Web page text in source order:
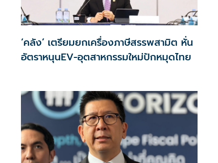
‘คลัง’ เตรียมยกเครื่องภาษีสรรพสามิต หั่น
อัตราหนุนEV-อุตสาหกรรมใหม่ปักหมุดไทย